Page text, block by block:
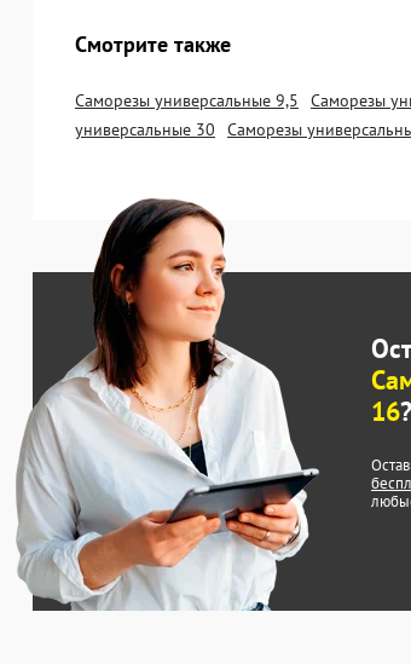
Смотрите также
Саморезы универсальные 9,5 Саморезы
универсальные 30
Саморезы
16?